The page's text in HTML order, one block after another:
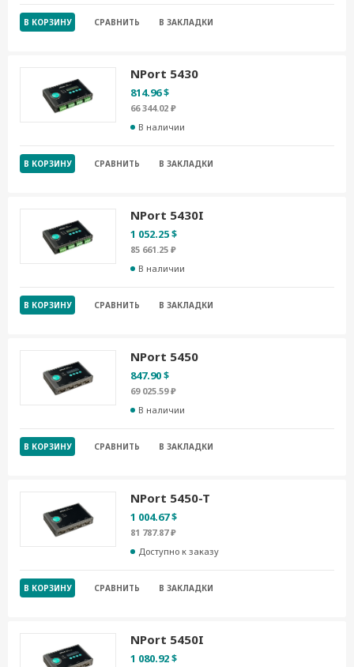
В КОРЗИНУ СРАВНИТЬ В ЗАКЛАДКИ
NPort 5430
814.96 $
66 344.02 ₽
В наличии
В КОРЗИНУ СРАВНИТЬ В ЗАКЛАДКИ
NPort 5430I
1 052.25 $
85 661.25 ₽
В наличии
В КОРЗИНУ СРАВНИТЬ В ЗАКЛАДКИ
NPort 5450
847.90 $
69 025.59 ₽
В наличии
В КОРЗИНУ СРАВНИТЬ В ЗАКЛАДКИ
NPort 5450-T
1 004.67 $
81 787.87 ₽
Доступно к заказу
В КОРЗИНУ СРАВНИТЬ В ЗАКЛАДКИ
NPort 5450I
1 080.92 $